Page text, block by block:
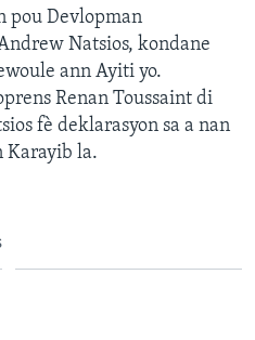
pou Devlopman
Natsios, kondane
ann Ayiti yo.
Renan Toussaint di
fè deklarasyon sa a nan
Karayib la.